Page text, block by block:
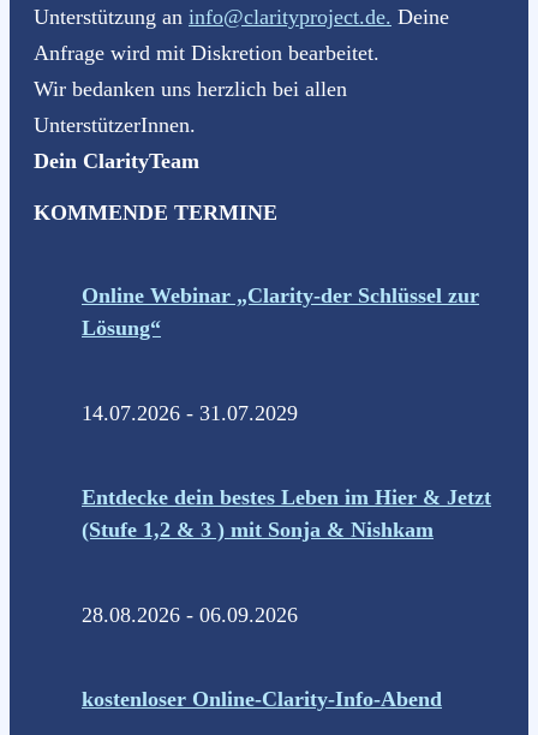
Unterstützung an info@clarityproject.de. Deine
Anfrage wird mit Diskretion bearbeitet.
Wir bedanken uns herzlich bei allen
UnterstützerInnen.
Dein ClarityTeam
KOMMENDE TERMINE
Online Webinar „Clarity-der Schlüssel zur
Lösung“
14.07.2026 - 31.07.2029
Entdecke dein bestes Leben im Hier & Jetzt
(Stufe 1,2 & 3 ) mit Sonja & Nishkam
28.08.2026 - 06.09.2026
kostenloser Online-Clarity-Info-Abend